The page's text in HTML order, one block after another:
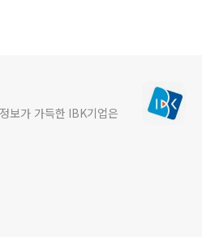
보가 가득한 IBK기업은